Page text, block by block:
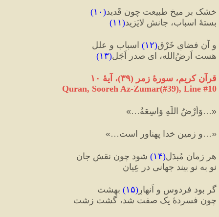
خشک بر میخِ طبیعت چون قَدید( ۱۰)
بستهٔ اسباب، جانش لایَزید(۱۱)
و آن فضایِ خَرْقِ(۱۲) اسباب و علل
هست اَرضُ‌الله، ای صدرِ اَجَل
(۱۳)
قرآن کریم، سورهٔ زمر (۳۹)، آیهٔ ۱۰
Quran, Sooreh Az-Zumar(#39), Line #10
«…وَأَرْضُ اللَّهِ وَاسِعَةٌ…»
«…و زمين خدا پهناور است…»
هر زمان مُبدَل(۱۴) شود چون نقشِ جان
نو به نو بیند جهانی در عِیان
گر بود فردوس و اَنهارِ (۱۵) بهشت
چون فسردهٔ یک صفت شد، گشت زشت